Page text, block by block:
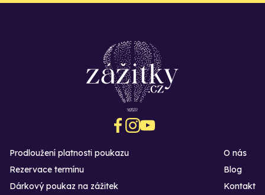
Prodloužení platnosti poukazu
Rezervace termínu
Dárkový poukaz na zážitek
O nás
Blog
Kontakt